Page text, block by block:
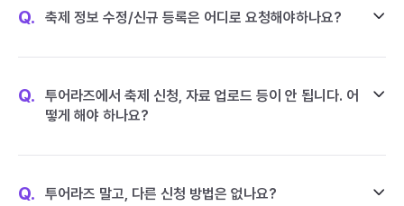
Q. 축제 정보 수정/신규 등록은 어디로 요청해야하나요?
Q.
투어라즈에서 축제 신청, 자료 업로드 등이 안 됩니다. 어
떻게 해야 하나요?
Q. 투어라즈 말고, 다른 신청 방법은 없나요?